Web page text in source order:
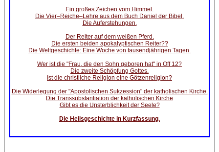
Ein großes Zeichen vom Himmel.
Die Vier–Reiche–Lehre aus dem Buch Daniel der Bibel.
Die Auferstehungen.
Der Reiter auf dem weißen Pferd.
Die ersten beiden apokalyptischen Reiter??
Die Weltgeschichte: Eine Woche von tausendjährigen Tagen.
Wer ist die "Frau, die den Sohn geboren hat" in Off 12?
Die zweite Schöpfung Gottes.
Ist die christliche Religion eine Götzenreligion?
Die Widerlegung der "Apostolischen Sukzession" der katholischen Kirche.
Die Transsubstantiation der katholischen Kirche
Gibt es die Unsterblichkeit der Seele?
Die Heilsgeschichte in Kurzfassung.